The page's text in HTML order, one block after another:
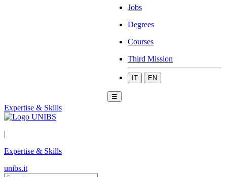
Jobs
Degrees
Courses
Third Mission
IT EN
☰
Expertise & Skills
|
Expertise & Skills
unibs.it